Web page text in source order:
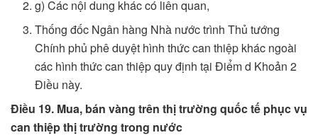
g) Các nội dung khác có liên quan,
Thống đốc Ngân hàng Nhà nước trình Thủ tướng
Chính phủ phê duyệt hình thức can thiệp khác ngoài
các hình thức can thiệp quy định tại Điểm d Khoản 2
Điều này.
Điều 19. Mua, bán vàng trên thị trường quốc tế phục vụ
can thiệp thị trường trong nước